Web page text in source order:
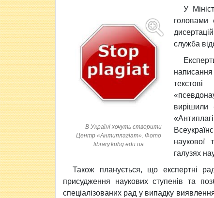
В Україні хочуть створити
Центр «Антиплагіат». Фото
library.kubg.edu.ua
У
головами
служба
вирішили
наукової
галузях
Також планується, що експертні
присудження наукових ступенів та
спеціалізованих рад у випадку